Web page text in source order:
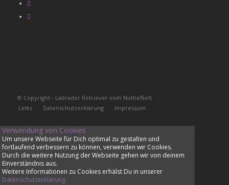
© Copyright - Labrador Retriever vom Nuthefließ
Links
Datenschutzerklärung Impressum
Verwendung von Cookies
Um unsere Webseite für Dich optimal zu gestalten und
fortlaufend verbessern zu können, verwenden wir Cookies.
Durch die weitere Nutzung der Webseite gehen wir von deinem
Einverständnis aus.
Weitere Informationen zu Cookies erhälst Du in unserer
Datenschutzerklärung